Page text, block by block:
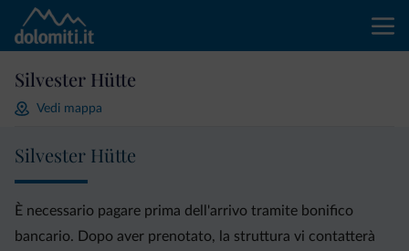
Silvester Hütte
Vedi mappa
Silvester Hütte
È necessario pagare prima dell'arrivo tramite bonifico
bancario. Dopo aver prenotato, la struttura vi contatterà